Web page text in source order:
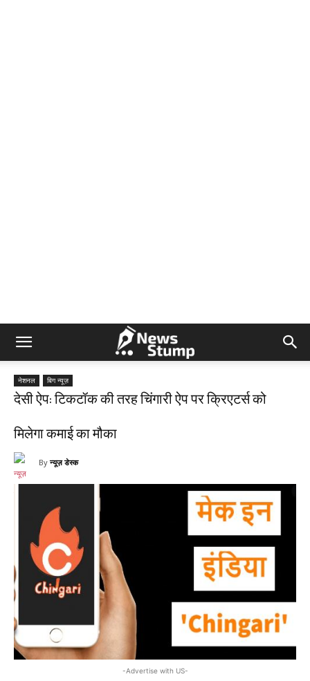
नेशनल बिग न्यूज़
देसी ऐप: टिकटॉक की तरह चिंगारी ऐप पर क्रिएटर्स को
मिलेगा कमाई का मौका
By न्यूज़ डेस्क
-Advertise with US-